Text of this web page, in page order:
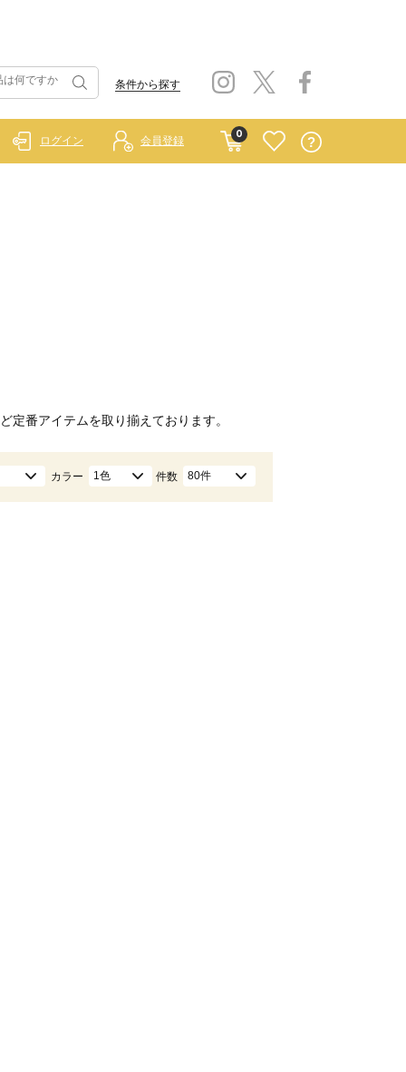
条件から探す
0
ログイン 会員登録
定番アイテムを取り揃えております。
カラー 1色 件数 80件